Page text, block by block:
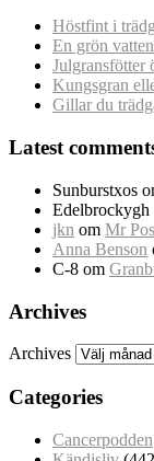
Höstfint i
En grön
Julgransfötter
Kungsgran
Gillar du
Latest
Sunburstxos
Edelbrockygh
jkn om Mr
Anna Benson
C-8 om
Archives
Archives
Categories
Cancerpodden